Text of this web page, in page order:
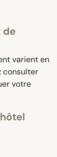
de
varient en
consulter
votre